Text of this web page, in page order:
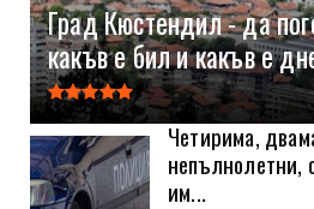
Град Кюстендил - да
какъв е бил и какъв е
Четирима,
непълнолетни,
им...